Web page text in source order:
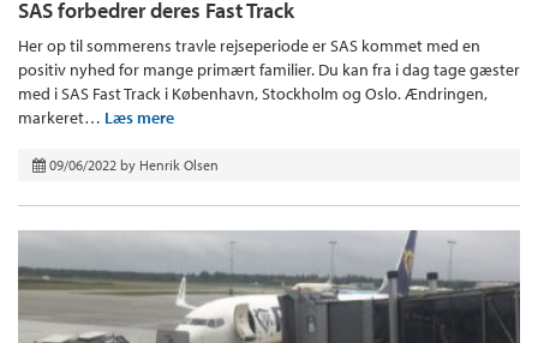
SAS forbedrer deres Fast Track
Her op til sommerens travle rejseperiode er SAS kommet med en
positiv nyhed for mange primært familier. Du kan fra i dag tage gæster
med i SAS Fast Track i København, Stockholm og Oslo. Ændringen,
markeret… Læs mere
09/06/2022 by Henrik Olsen